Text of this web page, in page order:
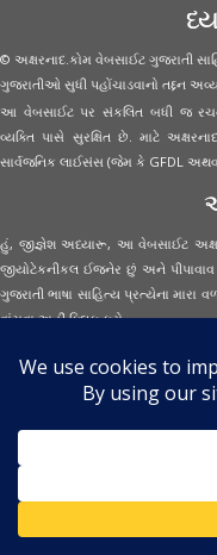
© અક્ષરનાદ.કોમ વેબસાઈટ ગુજરાતી
ગુજરાતીઓ સુધી પહોંચાડવાનો તદ્દન
આ વેબસાઈટ પર સંકલિત બધી જ
વ્યક્તિ પાસે સુરક્ષિત છે. માટે
સાર્વજનિક લાઈસંસ (જેમ કે GFDL
હું, જીજ્ઞેશ અધ્યારૂ, આ વેબસાઈટ
જીયોટેકનીકલ ઈજનેર છું અને પીપાવાવ
ગુજરાતી ભાષા સાહિત્ય પ્રત્યેના
વાંચવાઅહીં ક્લિક કરો...
·